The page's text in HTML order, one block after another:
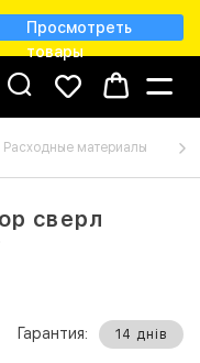
Просмотреть
товары
Расходные материалы
сверл
Гарантия: 14 днів